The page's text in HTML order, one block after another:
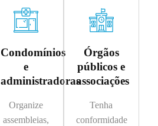
Condomínios
e
administradoras
Organize
assembleias,
Órgãos
públicos e
associações
Tenha
conformidade